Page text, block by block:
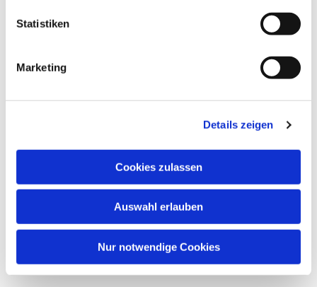
Statistiken
Marketing
Details zeigen
Cookies zulassen
Auswahl erlauben
Nur notwendige Cookies